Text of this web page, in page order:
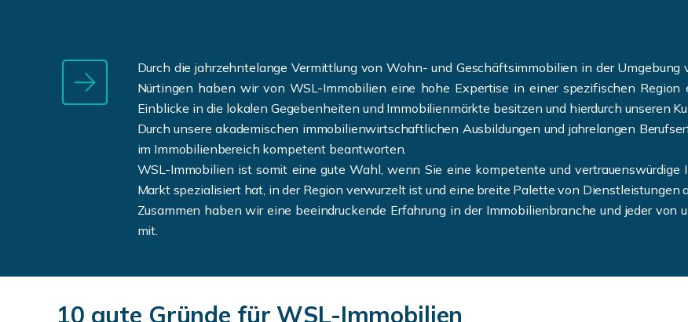
Durch die jahrzehntelange Vermittlung von Wohn- und Geschäftsimmobilien in der
Nürtingen haben wir von WSL-Immobilien eine hohe Expertise in einer spezifischen
Einblicke in die lokalen Gegebenheiten und Immobilienmärkte besitzen und hierdurch unseren
Durch unsere akademischen immobilienwirtschaftlichen Ausbildungen und jahrelangen
im Immobilienbereich kompetent beantworten.
WSL-Immobilien ist somit eine gute Wahl, wenn Sie eine kompetente und vertrauenswürdige
Markt spezialisiert hat, in der Region verwurzelt ist und eine breite Palette von Dienstleistungen
Zusammen haben wir eine beeindruckende Erfahrung in der Immobilienbranche und jeder
mit.
10 gute Gründe für WSL-Immobilien